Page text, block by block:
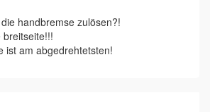
handbremse zulösen?!
ist am abgedrehtetsten!